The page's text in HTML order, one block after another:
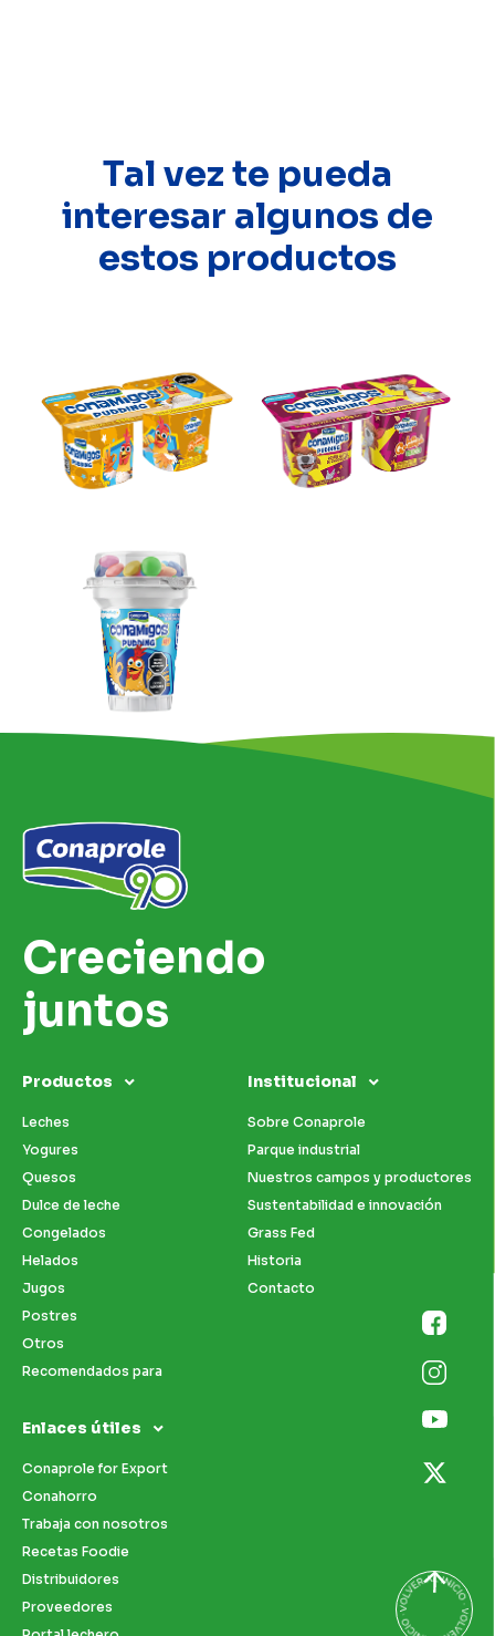
Tal vez te pueda
interesar algunos de
estos productos
Creciendo
juntos
Productos
Leches
Yogures
Quesos
Dulce de leche
Congelados
Helados
Jugos
Postres
Otros
Recomendados para
Institucional
Sobre Conaprole
Parque industrial
Nuestros campos y productores
Sustentabilidad e innovación
Grass Fed
Historia
Contacto
Enlaces útiles
Conaprole for Export
Conahorro
Trabaja con nosotros
Recetas Foodie
Distribuidores
Proveedores